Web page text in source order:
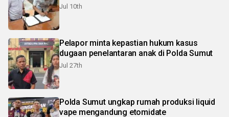
Jul 10th
Pelapor minta kepastian hukum kasus
dugaan penelantaran anak di Polda Sumut
Jul 27th
Polda Sumut ungkap rumah produksi liquid
vape mengandung etomidate